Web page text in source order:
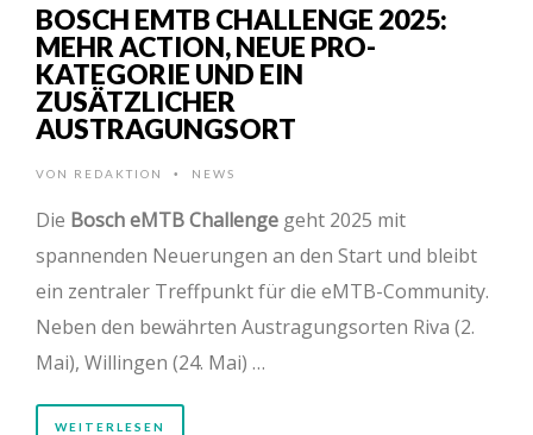
BOSCH EMTB CHALLENGE 2025:
MEHR ACTION, NEUE PRO-
KATEGORIE UND EIN
ZUSÄTZLICHER
AUSTRAGUNGSORT
VON REDAKTION • NEWS
Die Bosch eMTB Challenge geht 2025 mit
spannenden Neuerungen an den Start und bleibt
ein zentraler Treffpunkt für die eMTB-Community.
Neben den bewährten Austragungsorten Riva (2.
Mai), Willingen (24. Mai) …
WEITERLESEN